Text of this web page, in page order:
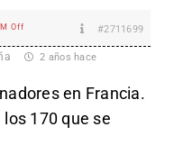
Off #2711699
2 años hace
en Francia.
170 que se